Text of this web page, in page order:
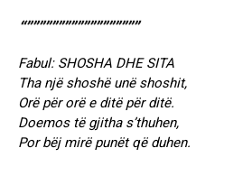
“””””””””””””””””””
Fabul: SHOSHA DHE SITA
Tha një shoshë unë shoshit,
Orë për orë e ditë për ditë.
Doemos të gjitha s’thuhen,
Por bëj mirë punët që duhen.